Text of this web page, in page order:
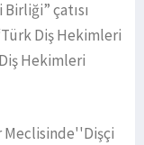
çatısı
Diş Hekimleri
Hekimleri
Meclisinde''Dişçi